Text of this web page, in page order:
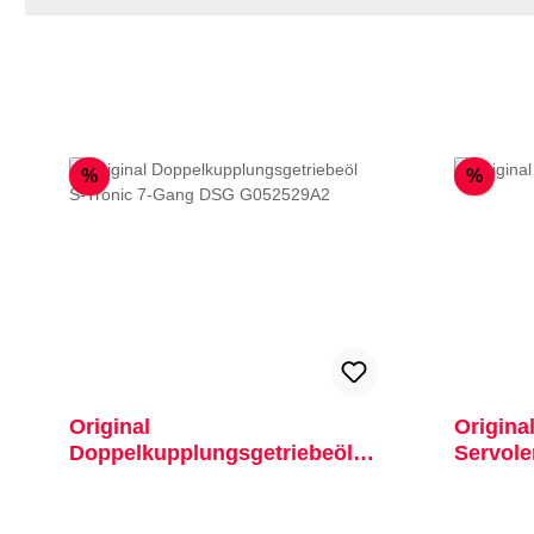
%Rabatt
Original
Doppelkupplungsgetriebeöl
%